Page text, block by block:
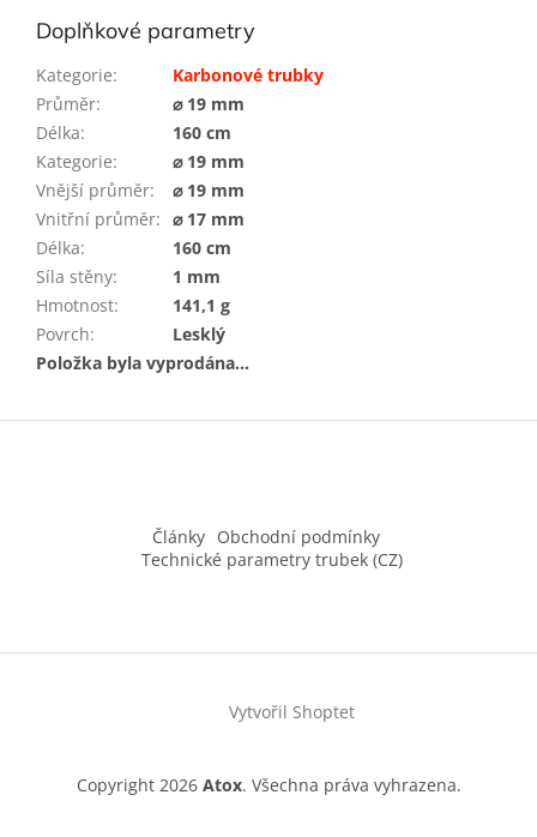
Doplňkové parametry
Kategorie:
Karbonové trubky
Průměr:
⌀ 19 mm
Délka:
160 cm
Kategorie:
⌀ 19 mm
Vnější průměr:
⌀ 19 mm
Vnitřní průměr: ⌀ 17 mm
Délka:
160 cm
Síla stěny:
1 mm
Hmotnost:
141,1 g
Povrch:
Lesklý
Položka byla vyprodána…
Z
Články
Obchodní podmínky
Technické parametry trubek (CZ)
Vytvořil Shoptet
Copyright 2026 Atox. Všechna práva vyhrazena.